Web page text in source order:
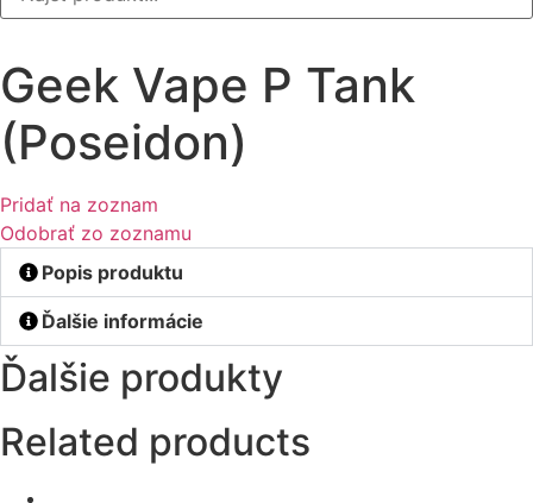
Geek Vape P Tank
(Poseidon)
Pridať na zoznam
Odobrať zo zoznamu
Popis produktu
Ďalšie informácie
Ďalšie produkty
Related products